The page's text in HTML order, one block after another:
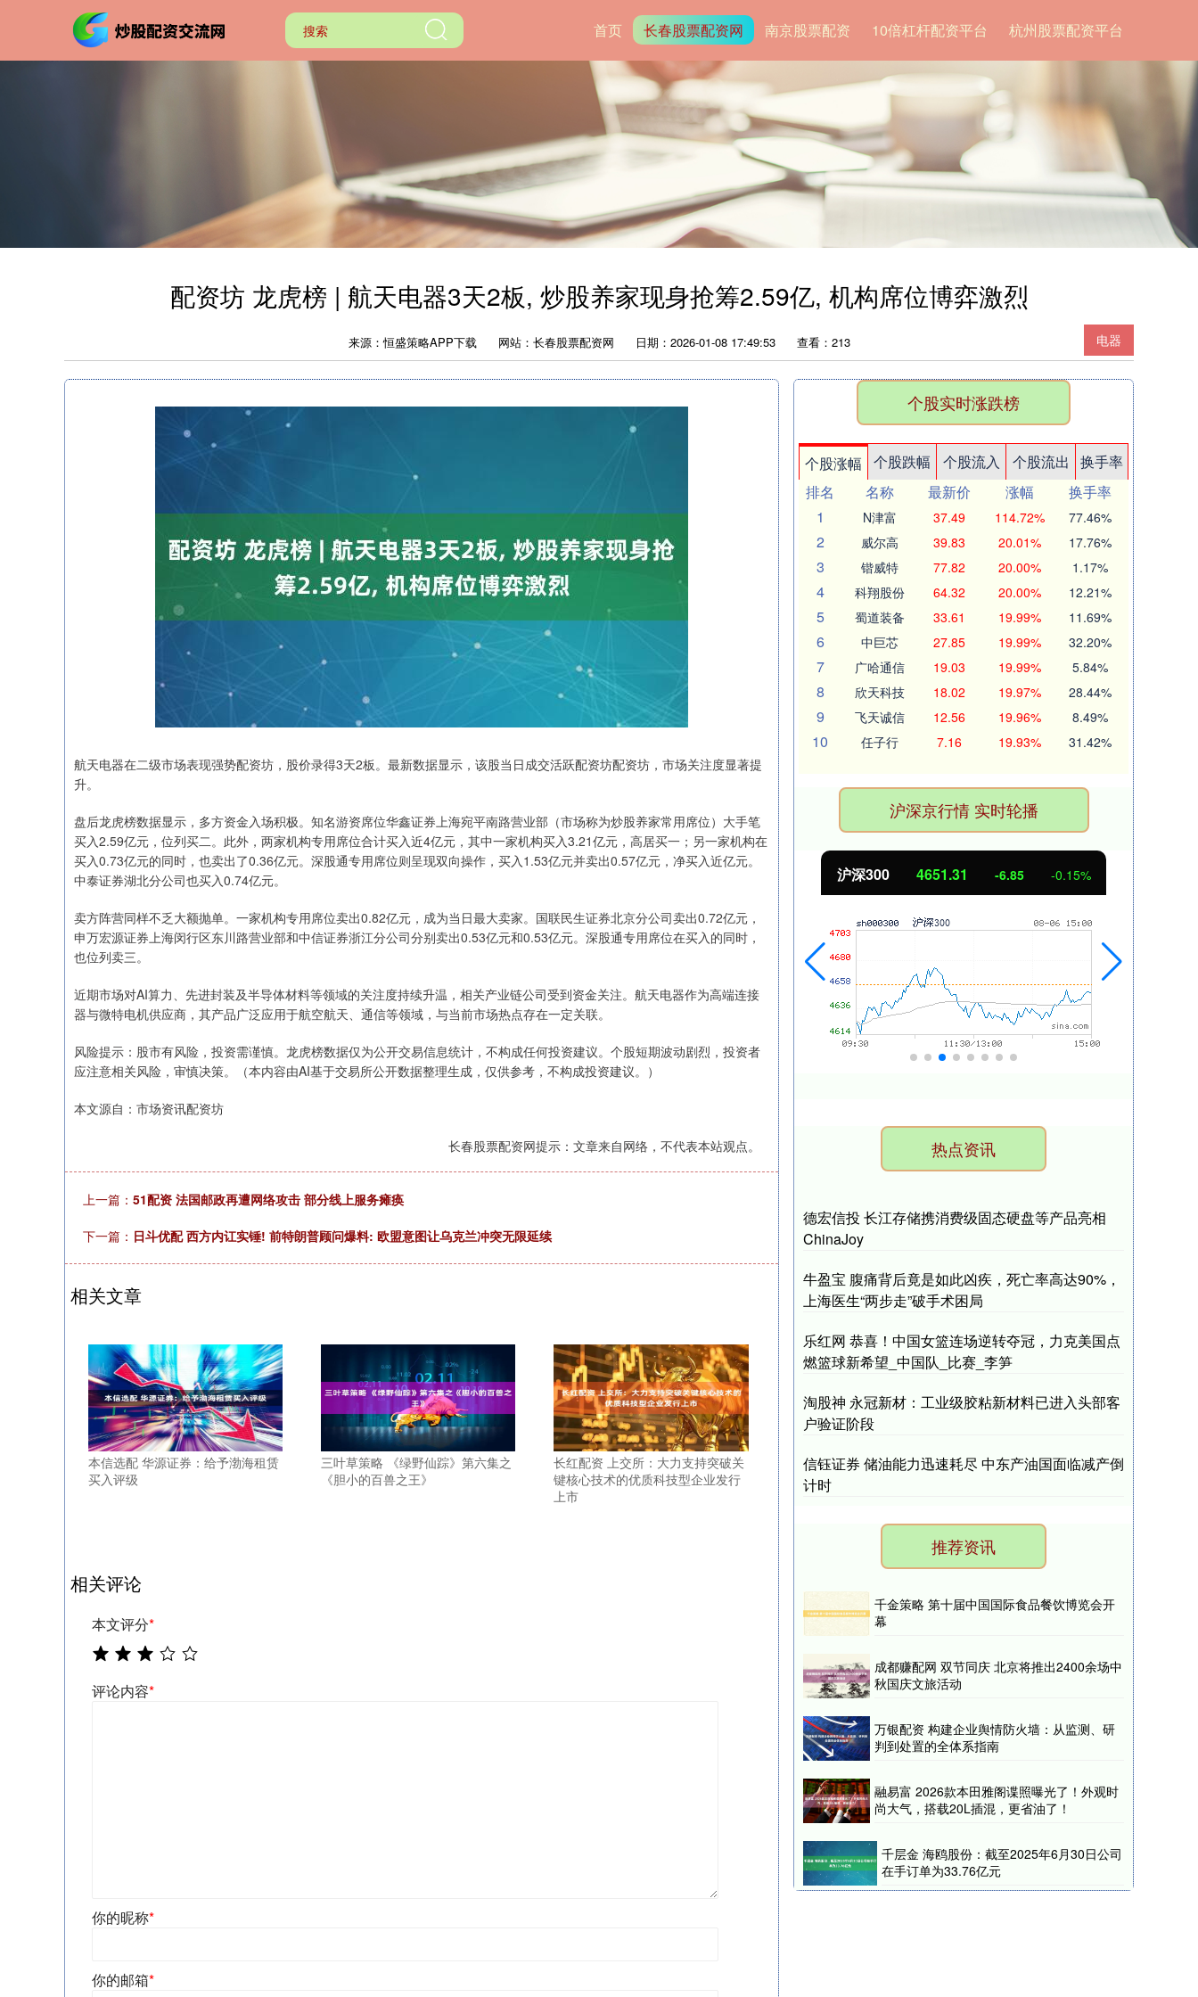
首页 长春股票配资网 南京股票配资 10倍杠杆配资平台 杭州股票配资平台
配资坊 龙虎榜 | 航天电器3天2板, 炒股养家现身抢筹2.59亿, 机构席位博弈激烈
电器
来源：恒盛策略APP下载 网站：长春股票配资网 日期：2026-01-08 17:49:53 查看：213
航天电器在二级市场表现强势配资坊，股价录得3天2板。最新数据显示，该股当日成交活跃配资坊配资坊，市场关注度显著提
升。
盘后龙虎榜数据显示，多方资金入场积极。知名游资席位华鑫证券上海宛平南路营业部（市场称为炒股养家常用席位）大手笔
买入2.59亿元，位列买二。此外，两家机构专用席位合计买入近4亿元，其中一家机构买入3.21亿元，高居买一；另一家机构在
买入0.73亿元的同时，也卖出了0.36亿元。深股通专用席位则呈现双向操作，买入1.53亿元并卖出0.57亿元，净买入近亿元。
中泰证券湖北分公司也买入0.74亿元。
卖方阵营同样不乏大额抛单。一家机构专用席位卖出0.82亿元，成为当日最大卖家。国联民生证券北京分公司卖出0.72亿元，
申万宏源证券上海闵行区东川路营业部和中信证券浙江分公司分别卖出0.53亿元和0.53亿元。深股通专用席位在买入的同时，
也位列卖三。
近期市场对AI算力、先进封装及半导体材料等领域的关注度持续升温，相关产业链公司受到资金关注。航天电器作为高端连接
器与微特电机供应商，其产品广泛应用于航空航天、通信等领域，与当前市场热点存在一定关联。
风险提示：股市有风险，投资需谨慎。龙虎榜数据仅为公开交易信息统计，不构成任何投资建议。个股短期波动剧烈，投资者
应注意相关风险，审慎决策。（本内容由AI基于交易所公开数据整理生成，仅供参考，不构成投资建议。）
本文源自：市场资讯配资坊
长春股票配资网提示：文章来自网络，不代表本站观点。
上一篇： 51配资 法国邮政再遭网络攻击 部分线上服务瘫痪
下一篇： 日斗优配 西方内讧实锤! 前特朗普顾问爆料: 欧盟意图让乌克兰冲突无限延续
相关文章
本信选配 华源证券：给予渤海租赁
买入评级
三叶草策略 《绿野仙踪》第六集之
《胆小的百兽之王》
长红配资 上交所：大力支持突破关
键核心技术的优质科技型企业发行
上市
相关评论
本文评分*
评论内容*
你的昵称*
你的邮箱*
个股实时涨跌榜
个股涨幅 个股跌幅 个股流入 个股流出
换手率
排名
名称 最新价 涨幅
换手率
1
N津富 37.49 114.72% 77.46%
2 威尔高 39.83 20.01% 17.76%
3 锴威特 77.82 20.00% 1.17%
4 科翔股份 64.32 20.00% 12.21%
5 蜀道装备 33.61 19.99% 11.69%
6 中巨芯 27.85 19.99% 32.20%
7 广哈通信 19.03 19.99% 5.84%
8 欣天科技 18.02 19.97% 28.44%
9 飞天诚信 12.56 19.96% 8.49%
10 任子行 7.16 19.93% 31.42%
沪深京行情 实时轮播
上证指数 3900.35 深证成指 14110.12 沪深300 4651.31 -6.85 -0.15%
热点资讯
德宏信投 长江存储携消费级固态硬盘等产品亮相
ChinaJoy
牛盈宝 腹痛背后竟是如此凶疾，死亡率高达90%，
上海医生“两步走”破手术困局
乐红网 恭喜！中国女篮连场逆转夺冠，力克美国点
燃篮球新希望_中国队_比赛_李笋
淘股神 永冠新材：工业级胶粘新材料已进入头部客
户验证阶段
信钰证券 储油能力迅速耗尽 中东产油国面临减产倒
计时
推荐资讯
千金策略 第十届中国国际食品餐饮博览会开
幕
成都赚配网 双节同庆 北京将推出2400余场中
秋国庆文旅活动
万银配资 构建企业舆情防火墙：从监测、研
判到处置的全体系指南
融易富 2026款本田雅阁谍照曝光了！外观时
尚大气，搭载20L插混，更省油了！
千层金 海鸥股份：截至2025年6月30日公司
在手订单为33.76亿元